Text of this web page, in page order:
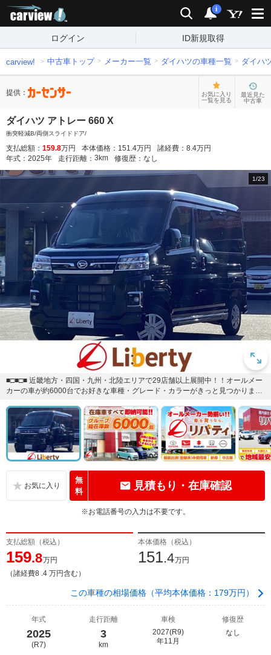
検索 通知
i
ログイン ID新規取得
carview! 中古車トップ メーカー一覧 ダイハツの車種一覧 ダイハ
提供：
お気に入り
一覧を見る
最近見た
中古車
ダイハツ アトレー 660 X
衝突軽減B/両側スライドドア/
支払総額： 159.8万円 本体価格： 151.4万円 諸経費： 8.4万円
年式： 2025年 走行距離： 3 km 修復歴： なし
1/23
■□■□■ 近畿地方・四国・九州・北陸エリアで29店舗以上展開中！！オールメー
カーの車が約6000台でお好きな車種・グレード・カラーがきっと見つかります
無
料
見積もり・在庫確認
※お電話番号の入力は不要です。
支払総額（税込）
159.8万円
（諸経費8 .4 万円含む）
本体価格（税込）
151.4万円
この車種の相場価格（平均本体価格：179万円）
年式
2025
(R7)
走行距離
3
km
車検
2027(R9)
年11月
修復歴
なし